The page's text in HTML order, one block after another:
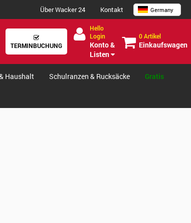
Über Wacker 24 Kontakt Germany
TERMINBUCHUNG
Hello
Login
Konto &
Listen
0 Artikel
Einkaufswagen
Haushalt Schulranzen & Rucksäcke Gratis